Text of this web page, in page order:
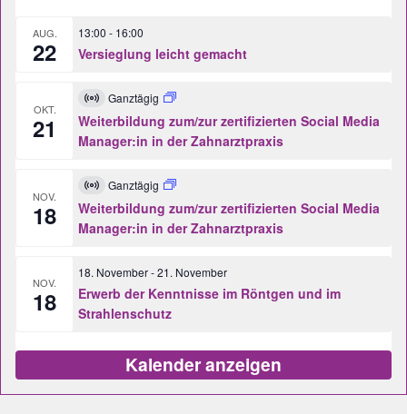
AUG.
22
13:00 - 16:00
Versieglung leicht gemacht
OKT.
21
Virtuell
Veranstaltung
Ganztägig
Weiterbildung zum/zur zertifizierten Social Media
Manager:in in der Zahnarztpraxis
NOV.
18
Virtuell
Veranstaltung
Ganztägig
Weiterbildung zum/zur zertifizierten Social Media
Manager:in in der Zahnarztpraxis
NOV.
18
18. November-21. November
Erwerb der Kenntnisse im Röntgen und im
Strahlenschutz
Kalender anzeigen